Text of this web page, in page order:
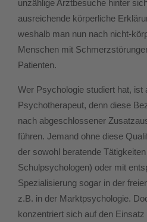
unzählige Arztbesuche hinter
ausreichende körperliche
weshalb man nun nach nicht-
Menschen mit
Patienten.
Wer Psychologie studiert hat, ist
Psychotherapeut, denn diese
nach abgeschlossener
führen. Jemand ohne diese
der sowohl beratende
Schulpsychologen) oder mit
Spezialisierung sogar in der
z.B. in der Marktpsychologie.
konzentriert sich auf den